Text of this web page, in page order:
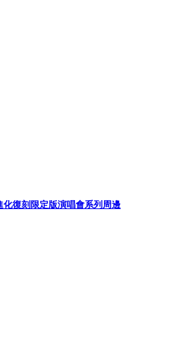
化復刻限定版演唱會系列周邊